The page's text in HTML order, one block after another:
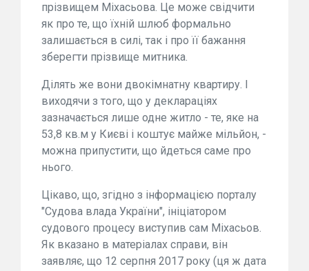
прізвищем Міхасьова. Це може свідчити
як про те, що їхній шлюб формально
залишається в силі, так і про її бажання
зберегти прізвище митника.
Ділять же вони двокімнатну квартиру. І
виходячи з того, що у деклараціях
зазначається лише одне житло - те, яке на
53,8 кв.м у Києві і коштує майже мільйон, -
можна припустити, що йдеться саме про
нього.
Цікаво, що, згідно з інформацією порталу
"Судова влада України", ініціатором
судового процесу виступив сам Міхасьов.
Як вказано в матеріалах справи, він
заявляє, що 12 серпня 2017 року (ця ж дата